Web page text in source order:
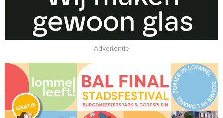
Advertentie